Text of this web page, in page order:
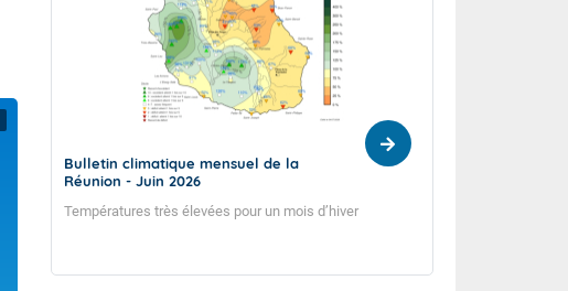
Bulletin climatique mensuel de la
Réunion - Juin 2026
Températures très élevées pour un mois d’hiver